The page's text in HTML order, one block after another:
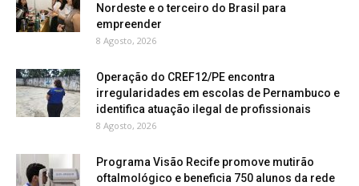
Nordeste e o terceiro do Brasil para
empreender
8 Agosto, 2026
Operação do CREF12/PE encontra
irregularidades em escolas de Pernambuco e
identifica atuação ilegal de profissionais
8 Agosto, 2026
Programa Visão Recife promove mutirão
oftalmológico e beneficia 750 alunos da rede